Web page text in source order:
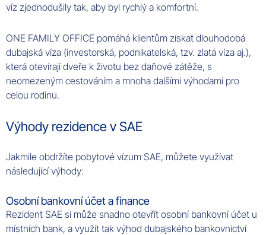
víz zjednodušily tak, aby byl rychlý a komfortní.
ONE FAMILY OFFICE pomáhá klientům získat dlouhodobá
dubajská víza (investorská, podnikatelská, tzv. zlatá víza aj.),
která otevírají dveře k životu bez daňové zátěže, s
neomezeným cestováním a mnoha dalšími výhodami pro
celou rodinu.
Výhody rezidence v SAE
Jakmile obdržíte pobytové vízum SAE, můžete využívat
následující výhody:
Osobní bankovní účet a finance
Rezident SAE si může snadno otevřít osobní bankovní účet u
místních bank, a využít tak výhod dubajského bankovnictví